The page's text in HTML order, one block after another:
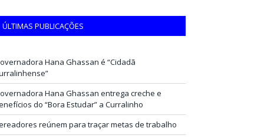
ÚLTIMAS PUBLICAÇÕES
Hana Ghassan é “Cidadã
Hana Ghassan entrega creche e
do “Bora Estudar” a Curralinho
reúnem para traçar metas de trabalho